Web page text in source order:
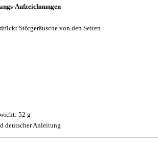
Aufzeichnungen
Störgeräusche von den Seiten
52 g
deutscher Anleitung